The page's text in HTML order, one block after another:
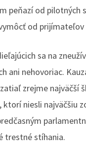
peňazí od pilotných
od
sa na
ani nehovoriac.
zrejme najväčší
niesli najväčšiu
trestné stíhania.